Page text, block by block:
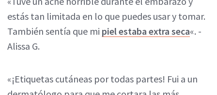
estás tan limitada en lo que puedes usar y tomar.
También sentía que mi piel estaba extra seca«. -
Alissa G.
«¡Etiquetas cutáneas por todas partes! Fui a un